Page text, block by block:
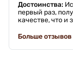
Достоинства:
первый раз,
качестве, что и
Больше отзывов